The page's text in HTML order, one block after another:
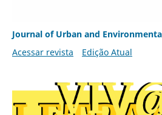
Journal of Urban and
Acessar revista
Edição Atual